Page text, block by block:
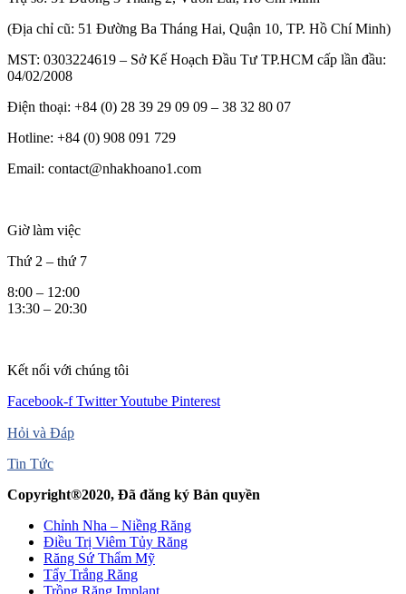
(Địa chỉ cũ: 51 Đường Ba Tháng Hai, Quận 10, TP. Hồ Chí Minh)
MST: 0303224619 – Sở Kế Hoạch Đầu Tư TP.HCM cấp lần đầu:
04/02/2008
Điện thoại: +84 (0) 28 39 29 09 09 – 38 32 80 07
Hotline: +84 (0) 908 091 729
Email: contact@nhakhoano1.com
Giờ làm việc
Thứ 2 – thứ 7
8:00 – 12:00
13:30 – 20:30
Kết nối với chúng tôi
Facebook-f TwitterYoutube Pinterest
Hỏi và Đáp
Tin Tức
Copyright®2020, Đã đăng ký Bản quyền
Chỉnh Nha – Niềng Răng
Điều Trị Viêm Tủy Răng
Răng Sứ Thẩm Mỹ
Tẩy Trắng Răng
Trồng Răng Implant